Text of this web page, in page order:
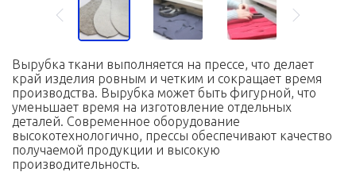
Вырубка ткани выполняется на прессе, что делает
край изделия ровным и четким и сокращает время
производства. Вырубка может быть фигурной, что
уменьшает время на изготовление отдельных
деталей. Современное оборудование
высокотехнологично, прессы обеспечивают качество
получаемой продукции и высокую
производительность.